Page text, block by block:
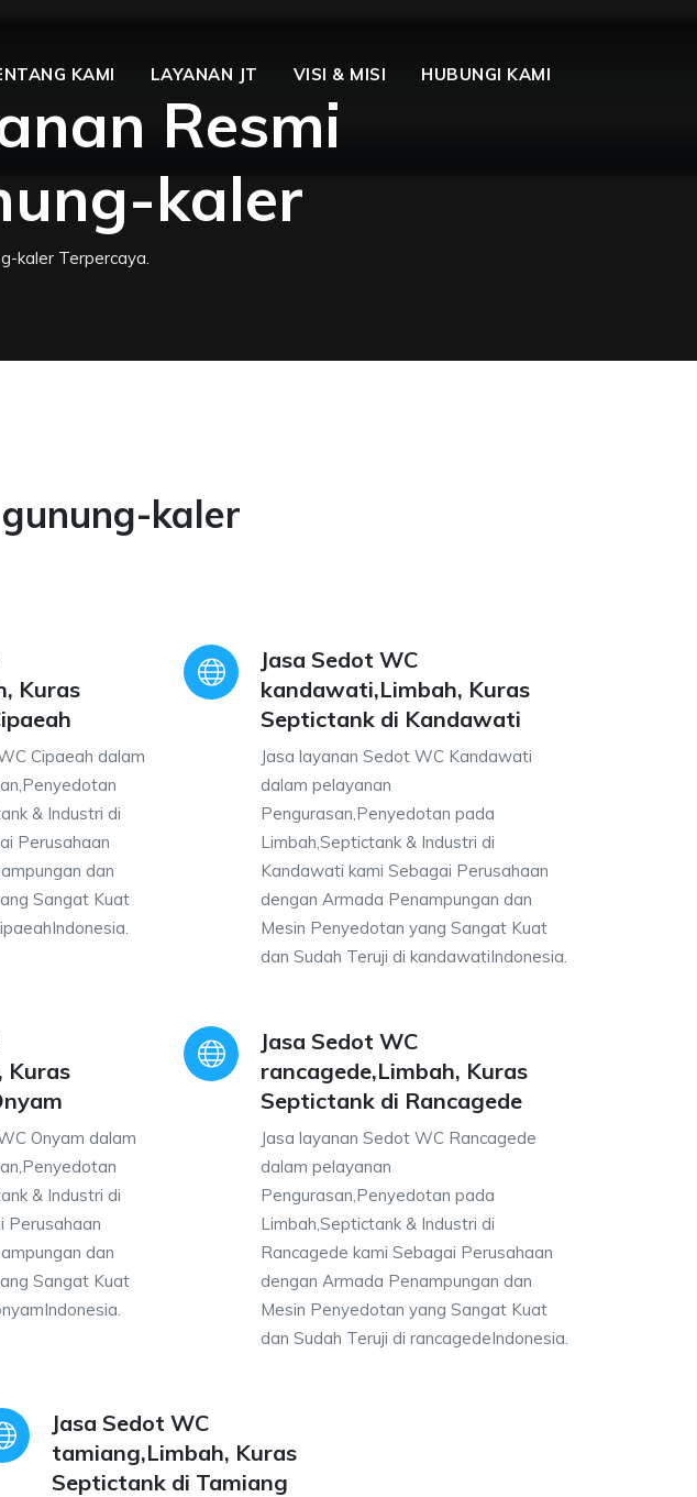
KAMI LAYANAN JT VISI & MISI HUBUNGI KAMI
Resmi
kaler
kaler Terpercaya.
kaler
Kuras
Cipaeah dalam
& Industri di
Perusahaan
dan
Sangat Kuat
Jasa Sedot WC
kandawati,Limbah, Kuras
Septictank di Kandawati
Jasa layanan Sedot WC Kandawati
dalam pelayanan
Pengurasan,Penyedotan pada
Limbah,Septictank & Industri di
Kandawati kami Sebagai Perusahaan
dengan Armada Penampungan dan
Mesin Penyedotan yang Sangat Kuat
dan Sudah Teruji di kandawatiIndonesia.
Kuras
Onyam dalam
& Industri di
Perusahaan
dan
Sangat Kuat
Jasa Sedot WC
rancagede,Limbah, Kuras
Septictank di Rancagede
Jasa layanan Sedot WC Rancagede
dalam pelayanan
Pengurasan,Penyedotan pada
Limbah,Septictank & Industri di
Rancagede kami Sebagai Perusahaan
dengan Armada Penampungan dan
Mesin Penyedotan yang Sangat Kuat
dan Sudah Teruji di rancagedeIndonesia.
Jasa Sedot WC
tamiang,Limbah, Kuras
Septictank di Tamiang